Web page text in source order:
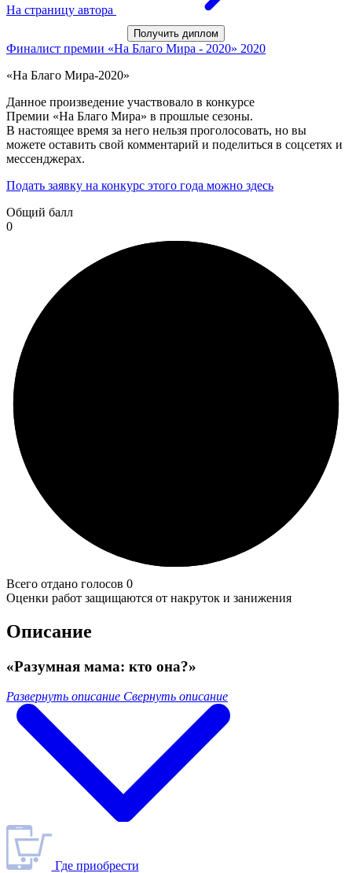
На страницу автора
Получить диплом
Финалист премии «На Благо Мира - 2020» 2020
«На Благо Мира-2020»
Данное произведение участвовало в конкурсе
Премии «На Благо Мира» в прошлые сезоны.
В настоящее время за него нельзя проголосовать, но вы
можете оставить свой комментарий и поделиться в соцсетях и
мессенджерах.
Подать заявку на конкурс этого года можно здесь
Общий балл
0
Всего отдано голосов 0
Оценки работ защищаются от накруток и занижения
Описание
«Разумная мама: кто она?»
Развернуть описание Свернуть описание
Где приобрести